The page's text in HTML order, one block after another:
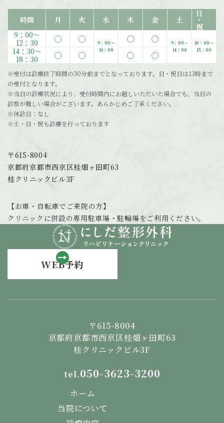
時間 月 火 水 木 金 土 日・祝
9：00〜
12：30
◯ ◯
9：00〜
14：00
◯ ◯
9：00〜
14：00
10：00〜
15：00
14：30〜
18：30
◯ ◯ ◯ ◯
※受付は診療終了時間の30分前までとなっております。日・祝日は13時まで
の受付となります。
※当日の診療状況により、受付時間内にお越しいただいた場合でも、当日の
診察が難しい場合がございます。あらかじめご了承ください。
※休診日：なし
※土・日・祝も診療を行っております
〒615-8004
京都府京都市西京区桂畑ヶ田町63
桂クリニックビル3F
【お車・自転車でご来院の方】
クリニックに併設の専用駐車場・駐輪場をご利用ください。
WEB予約
〒615-8004
京都府京都市西京区桂畑ヶ田町63
桂クリニックビル3F
tel.050-3623-3200
ホーム
当院について